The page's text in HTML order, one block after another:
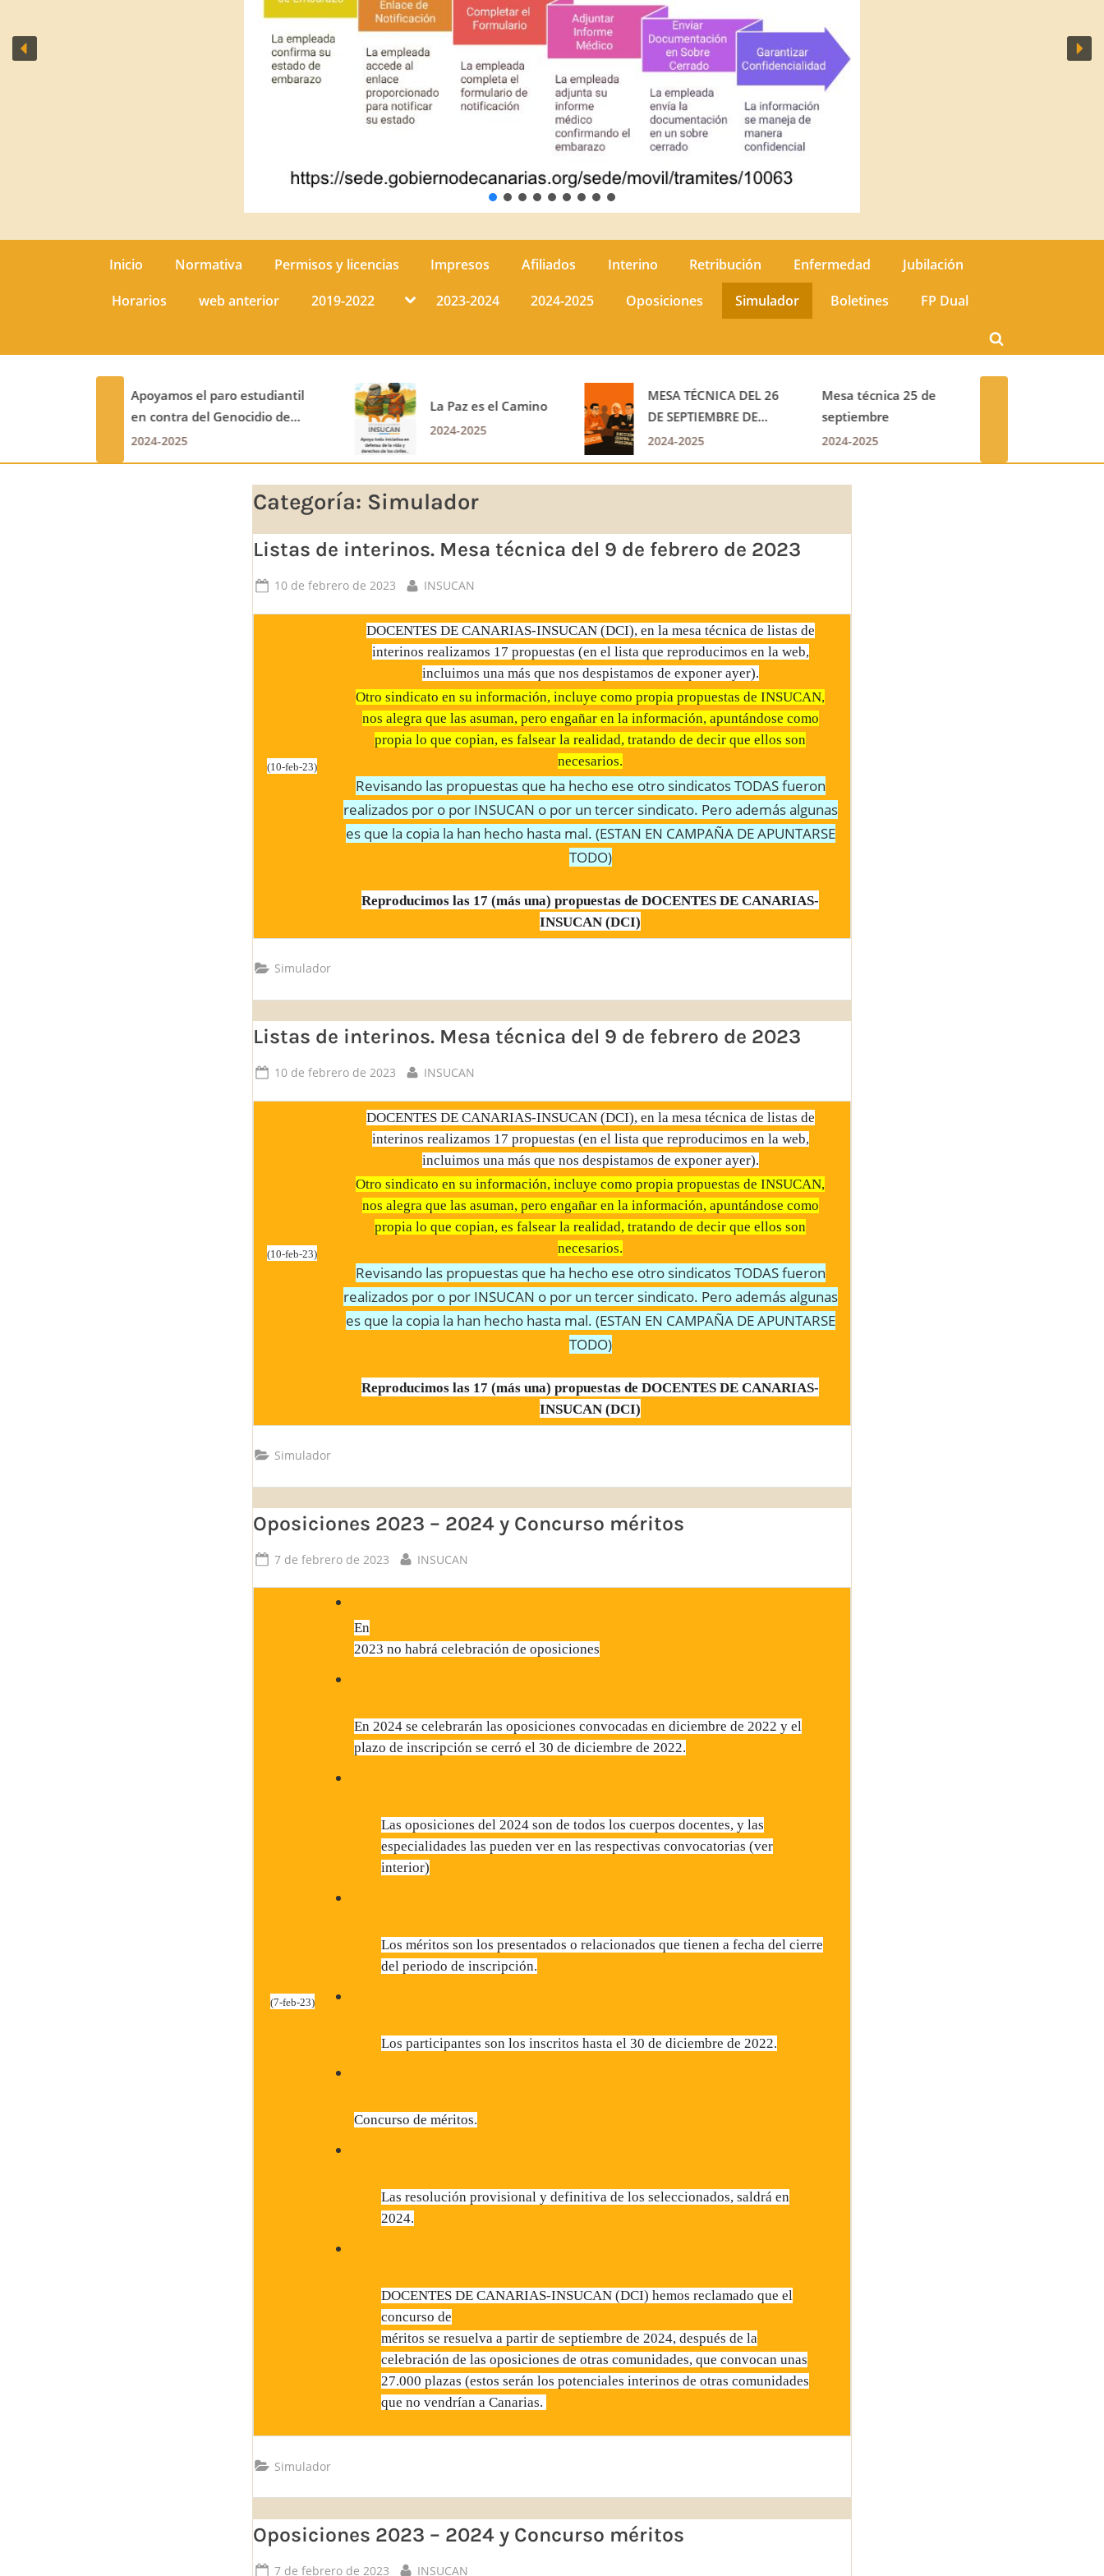
Inicio Normativa Permisos y licencias Impresos Afiliados Interino Retribución Enfermedad Jubilación
Horarios web anterior 2019-2022
Toggle2023-2024 2024-2025 Oposiciones Simulador Boletines
FP Dual
Toggle
search
form
La Paz es el Camino
DE SEPTIEMBRE DE
2025
Mesa técnica 25 de
septiembre
2024-2025
GUÍA DE ELECCIÓN DE
HORARIOS
2024-2025
prev
Categoría: Simulador
Listas de interinos. Mesa técnica del 9 de febrero de 2023
Posted
10 de febrero de 2023 By
INSUCAN
(10-feb-23)
DOCENTES DE CANARIAS-INSUCAN (DCI), en la mesa técnica de listas de
interinos realizamos 17 propuestas (en el lista que reproducimos en la web,
incluimos una más que nos despistamos de exponer ayer).
Otro sindicato en su información, incluye como propia propuestas de INSUCAN,
nos alegra que las asuman, pero engañar en la información, apuntándose como
propia lo que copian, es falsear la realidad, tratando de decir que ellos son
necesarios.
Revisando las propuestas que ha hecho ese otro sindicatos TODAS fueron
realizados por o por INSUCAN o por un tercer sindicato. Pero además algunas
es que la copia la han hecho hasta mal. (ESTAN EN CAMPAÑA DE APUNTARSE
TODO)
Reproducimos las 17 (más una) propuestas de DOCENTES DE CANARIAS-
INSUCAN (DCI)
Simulador
Listas de interinos. Mesa técnica del 9 de febrero de 2023
Posted
10 de febrero de 2023 By
INSUCAN
(10-feb-23)
DOCENTES DE CANARIAS-INSUCAN (DCI), en la mesa técnica de listas de
interinos realizamos 17 propuestas (en el lista que reproducimos en la web,
incluimos una más que nos despistamos de exponer ayer).
Otro sindicato en su información, incluye como propia propuestas de INSUCAN,
nos alegra que las asuman, pero engañar en la información, apuntándose como
propia lo que copian, es falsear la realidad, tratando de decir que ellos son
necesarios.
Revisando las propuestas que ha hecho ese otro sindicatos TODAS fueron
realizados por o por INSUCAN o por un tercer sindicato. Pero además algunas
es que la copia la han hecho hasta mal. (ESTAN EN CAMPAÑA DE APUNTARSE
TODO)
Reproducimos las 17 (más una) propuestas de DOCENTES DE CANARIAS-
INSUCAN (DCI)
Simulador
Oposiciones 2023 – 2024 y Concurso méritos
Posted
7 de febrero de 2023 By
INSUCAN
(7-feb-23)
En
2023 no habrá celebración de oposiciones
En 2024 se celebrarán las oposiciones convocadas en diciembre de 2022 y el
plazo de inscripción se cerró el 30 de diciembre de 2022.
Las oposiciones del 2024 son de todos los cuerpos docentes, y las
especialidades las pueden ver en las respectivas convocatorias (ver
interior)
Los méritos son los presentados o relacionados que tienen a fecha del cierre
del periodo de inscripción.
Los participantes son los inscritos hasta el 30 de diciembre de 2022.
Concurso de méritos.
Las resolución provisional y definitiva de los seleccionados, saldrá en
2024.
DOCENTES DE CANARIAS-INSUCAN (DCI) hemos reclamado que el
concurso de
méritos se resuelva a partir de septiembre de 2024, después de la
celebración de las oposiciones de otras comunidades, que convocan unas
27.000 plazas (estos serán los potenciales interinos de otras comunidades
que no vendrían a Canarias.
Simulador
Oposiciones 2023 – 2024 y Concurso méritos
Posted
7 de febrero de 2023 By
INSUCAN